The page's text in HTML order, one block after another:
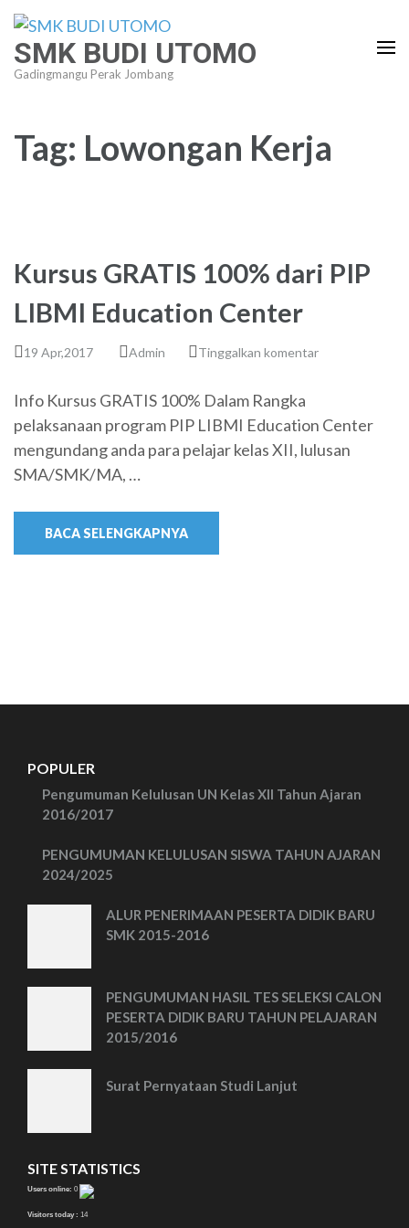
Lompat
konten
(Tekan
SMK BUDI UTOMO
Gadingmangu Perak Jombang
Tag: Lowongan Kerja
Kursus GRATIS 100% dari PIP
LIBMI Education Center
19 Apr,2017 Admin Tinggalkan komentar
Info Kursus GRATIS 100% Dalam Rangka
pelaksanaan program PIP LIBMI Education Center
mengundang anda para pelajar kelas XII, lulusan
SMA/SMK/MA, …
BACA SELENGKAPNYA
POPULER
Pengumuman Kelulusan UN Kelas XII Tahun Ajaran
2016/2017
PENGUMUMAN KELULUSAN SISWA TAHUN AJARAN
2024/2025
ALUR PENERIMAAN PESERTA DIDIK BARU
SMK 2015-2016
PENGUMUMAN HASIL TES SELEKSI CALON
PESERTA DIDIK BARU TAHUN PELAJARAN
2015/2016
Surat Pernyataan Studi Lanjut
SITE STATISTICS
Users online: 0
Visitors today : 14